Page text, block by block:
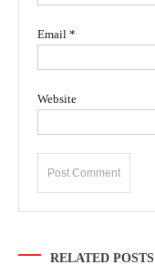
Email *
Website
RELATED POSTS